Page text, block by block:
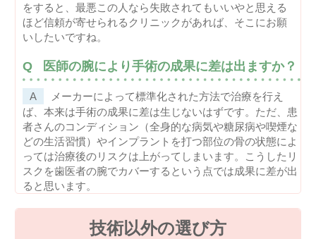
をすると、最悪この人なら失敗されてもいいやと思える
ほど信頼が寄せられるクリニックがあれば、そこにお願
いしたいですね。
医師の腕により手術の成果に差は出ますか？
メーカーによって標準化された方法で治療を行え
ば、本来は手術の成果に差は生じないはずです。ただ、患
者さんのコンディション（全身的な病気や糖尿病や喫煙な
どの生活習慣）やインプラントを打つ部位の骨の状態によ
っては治療後のリスクは上がってしまいます。こうしたリ
スクを歯医者の腕でカバーするという点では成果に差が出
ると思います。
技術以外の選び方